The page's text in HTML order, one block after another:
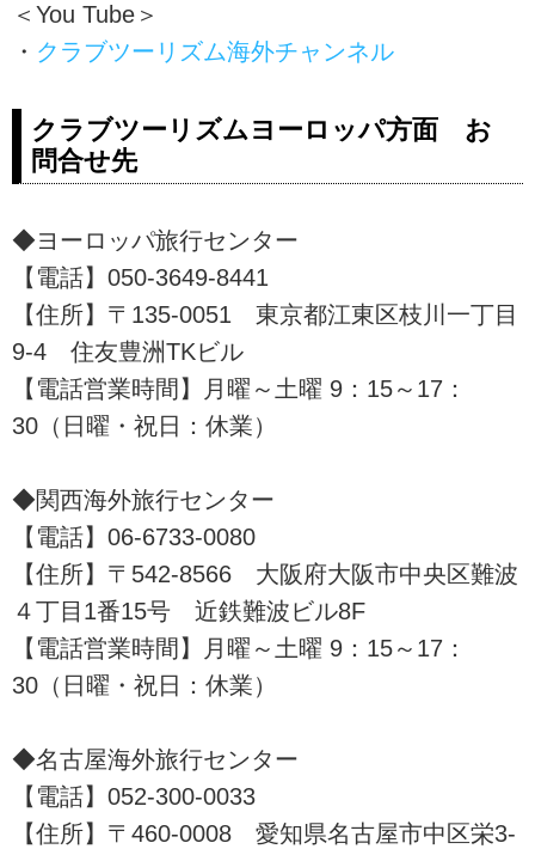
＜You Tube＞
・ クラブツーリズム海外チャンネル
クラブツーリズムヨーロッパ方面 お
問合せ先
◆ヨーロッパ旅行センター
【電話】050-3649-8441
【住所】〒135-0051 東京都江東区枝川一丁目
9-4 住友豊洲TKビル
【電話営業時間】月曜～土曜 9：15～17：
30（日曜・祝日：休業）
◆関西海外旅行センター
【電話】06-6733-0080
【住所】〒542-8566 大阪府大阪市中央区難波
４丁目1番15号 近鉄難波ビル8F
【電話営業時間】月曜～土曜 9：15～17：
30（日曜・祝日：休業）
◆名古屋海外旅行センター
【電話】052-300-0033
【住所】〒460-0008 愛知県名古屋市中区栄3-